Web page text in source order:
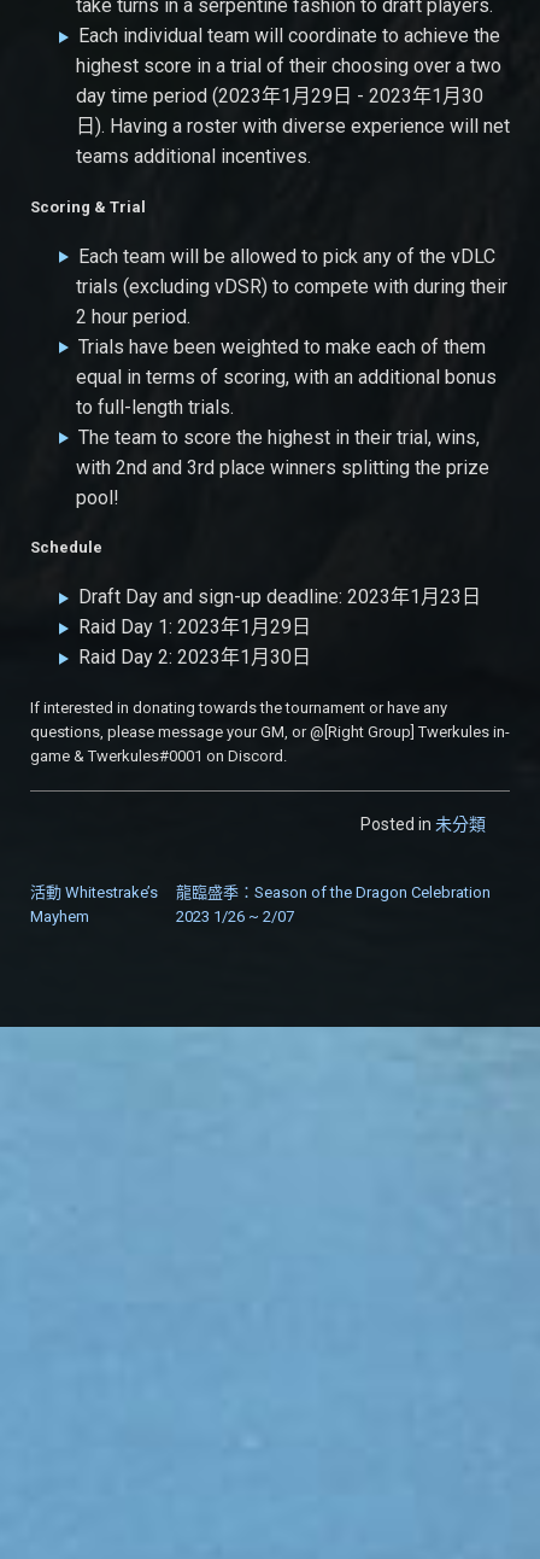
take turns in a serpentine fashion to draft players.
Each individual team will coordinate to achieve the
highest score in a trial of their choosing over a two
day time period (2023年1月29日 - 2023年1月30
日). Having a roster with diverse experience will net
teams additional incentives.
Scoring & Trial
Each team will be allowed to pick any of the vDLC
trials (excluding vDSR) to compete with during their
2 hour period.
Trials have been weighted to make each of them
equal in terms of scoring, with an additional bonus
to full-length trials.
The team to score the highest in their trial, wins,
with 2nd and 3rd place winners splitting the prize
pool!
Schedule
Draft Day and sign-up deadline: 2023年1月23日
Raid Day 1: 2023年1月29日
Raid Day 2: 2023年1月30日
If interested in donating towards the tournament or have any
questions, please message your GM, or @[Right Group] Twerkules in-
game & Twerkules#0001 on Discord.
Posted in 未分類
文章導覽
活動 Whitestrake’s
Mayhem
龍臨盛季：Season of the Dragon Celebration
2023 1/26 ~ 2/07